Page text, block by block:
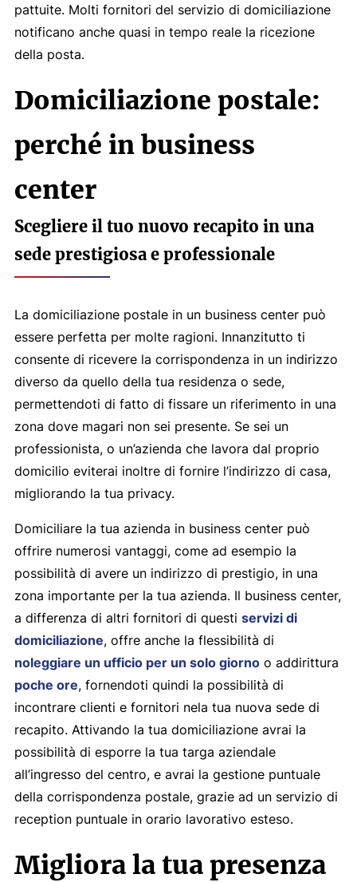
pattuite. Molti fornitori del servizio di domiciliazione
notificano anche quasi in tempo reale la ricezione
della posta.
Domiciliazione postale:
perché in business
center
Scegliere il tuo nuovo recapito in una
sede prestigiosa e professionale
La domiciliazione postale in un business center può
essere perfetta per molte ragioni. Innanzitutto ti
consente di ricevere la corrispondenza in un indirizzo
diverso da quello della tua residenza o sede,
permettendoti di fatto di fissare un riferimento in una
zona dove magari non sei presente. Se sei un
professionista, o un’azienda che lavora dal proprio
domicilio eviterai inoltre di fornire l’indirizzo di casa,
migliorando la tua privacy.
Domiciliare la tua azienda in business center può
offrire numerosi vantaggi, come ad esempio la
possibilità di avere un indirizzo di prestigio, in una
zona importante per la tua azienda. Il business center,
a differenza di altri fornitori di questi servizi di
domiciliazione, offre anche la flessibilità di
noleggiare un ufficio per un solo giornoo addirittura
poche ore, fornendoti quindi la possibilità di
incontrare clienti e fornitori nela tua nuova sede di
recapito. Attivando la tua domiciliazione avrai la
possibilità di esporre la tua targa aziendale
all’ingresso del centro, e avrai la gestione puntuale
della corrispondenza postale, grazie ad un servizio di
reception puntuale in orario lavorativo esteso.
Migliora la tua presenza